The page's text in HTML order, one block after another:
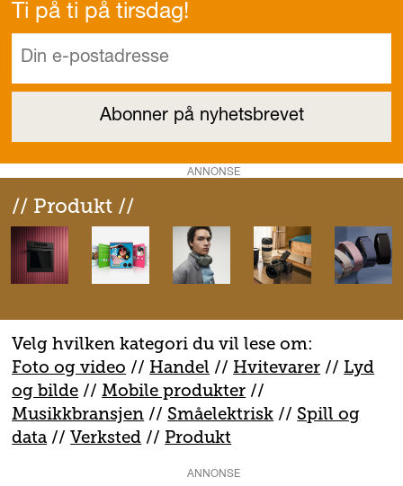
Ti på ti på tirsdag!
ANNONSE
// Produkt //
Velg hvilken kategori du vil lese om:
Foto og video // Handel // Hvitevarer // Lyd
og bilde //Mobile produkter //
Musikkbransjen // Småelektrisk // Spill og
data //Verksted // Produkt
ANNONSE